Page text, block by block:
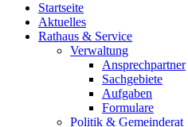
Startseite
Aktuelles
Rathaus & Service
Verwaltung
Ansprechpartner
Sachgebiete
Aufgaben
Formulare
Politik & Gemeinderat